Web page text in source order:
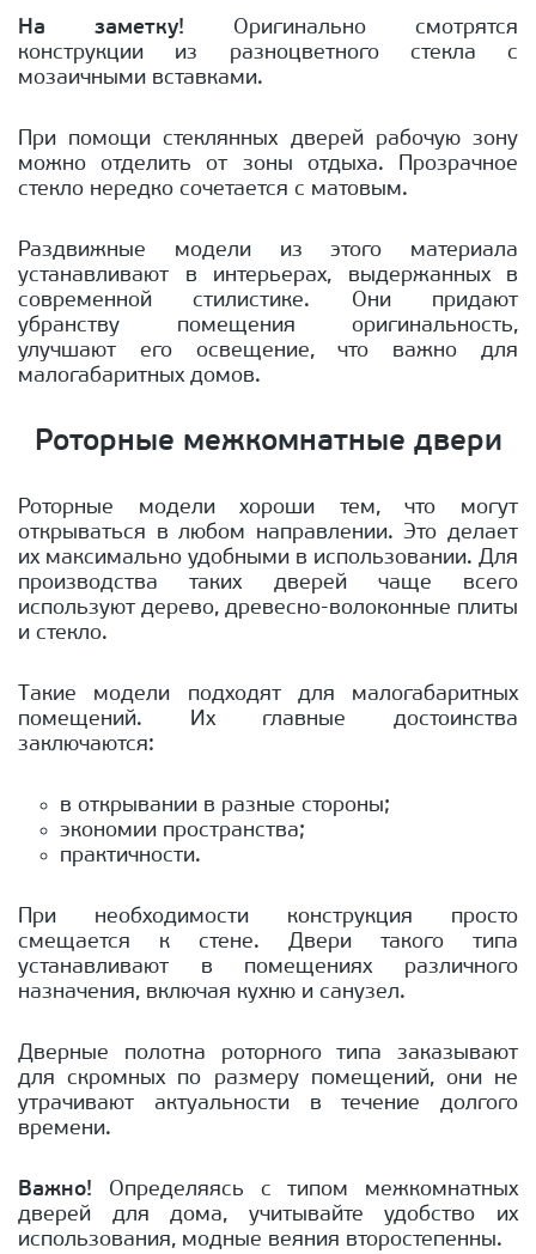
На заметку! Оригинально смотрятся
конструкции из разноцветного стекла с
мозаичными вставками.
При помощи стеклянных дверей рабочую зону
можно отделить от зоны отдыха. Прозрачное
стекло нередко сочетается с матовым.
Раздвижные модели из этого материала
устанавливают в интерьерах, выдержанных в
современной стилистике. Они придают
убранству помещения оригинальность,
улучшают его освещение, что важно для
малогабаритных домов.
Роторные межкомнатные двери
Роторные модели хороши тем, что могут
открываться в любом направлении. Это делает
их максимально удобными в использовании. Для
производства таких дверей чаще всего
используют дерево, древесно-волоконные плиты
и стекло.
Такие модели подходят для малогабаритных
помещений. Их главные достоинства
заключаются:
в открывании в разные стороны;
экономии пространства;
практичности.
При необходимости конструкция просто
смещается к стене. Двери такого типа
устанавливают в помещениях различного
назначения, включая кухню и санузел.
Дверные полотна роторного типа заказывают
для скромных по размеру помещений, они не
утрачивают актуальности в течение долгого
времени.
Важно! Определяясь с типом межкомнатных
дверей для дома, учитывайте удобство их
использования, модные веяния второстепенны.